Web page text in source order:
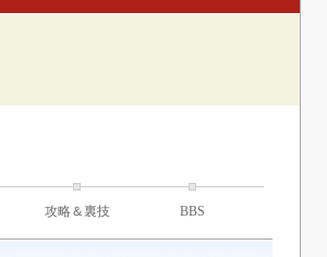
攻略＆裏技 BBS